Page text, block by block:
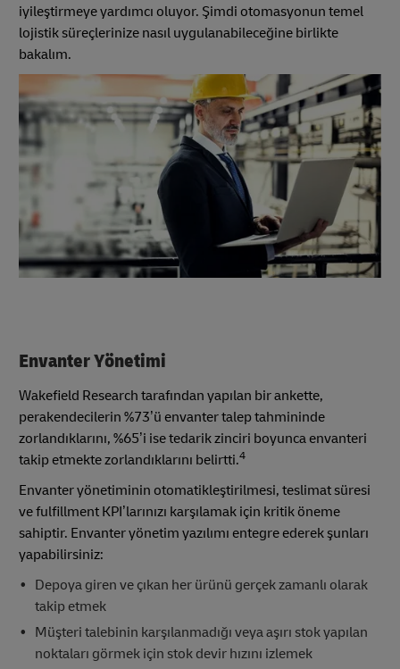
iyileştirmeye yardımcı oluyor. Şimdi otomasyonun temel
lojistik süreçlerinize nasıl uygulanabileceğine birlikte
bakalım.
Envanter Yönetimi
Wakefield Research tarafından yapılan bir ankette,
perakendecilerin %73’ü envanter talep tahmininde
zorlandıklarını, %65’i ise tedarik zinciri boyunca envanteri
takip etmekte zorlandıklarını belirtti.4
Envanter yönetiminin otomatikleştirilmesi, teslimat süresi
ve fulfillment KPI’larınızı karşılamak için kritik öneme
sahiptir. Envanter yönetim yazılımı entegre ederek şunları
yapabilirsiniz:
Depoya giren ve çıkan her ürünü gerçek zamanlı olarak
takip etmek
Müşteri talebinin karşılanmadığı veya aşırı stok yapılan
noktaları görmek için stok devir hızını izlemek